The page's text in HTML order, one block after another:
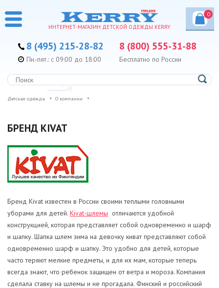
ИНТЕРНЕТ-МАГАЗИН ДЕТСКОЙ ОДЕЖДЫ KERRY
0
8 (495) 215-28-82 8 (800) 555-31-88
Бесплатно по России
Пн.-пят.: с 09:00 до 18:00
Детская одежда О компании
БРЕНД KIVAT
Бренд Kivat известен в России своими теплыми головными
уборами для детей. Kivat-шлемы отличаются удобной
конструкцией, которая представляет собой одновременно и шарф
и шапку. Шапка шлем зима на девочку киват представляют собой
одновременно шарф и шапку. Это удобно для детей, которые
часто теряют мелкие предметы, и для их мам, которые теперь
всегда знают, что ребенок защищен от ветра и мороза. Компания
сделала ставку на шлемы и не прогадала. Финский и российский